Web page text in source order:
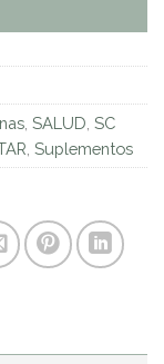
SALUD SC
Suplementos